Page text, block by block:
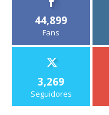
44,899
Fans
3,269
Seguidores